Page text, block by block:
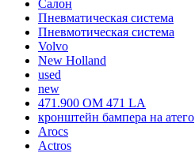
Салон
Пневматическая система
Пневмотическая система
Volvo
New Holland
used
new
471.900 OM 471 LA
кронштейн бампера на атего
Arocs
Actros